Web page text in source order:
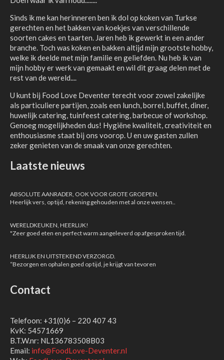
Sinds ik me kan herinneren ben ik dol op koken van Turkse
gerechten en het bakken van koekjes van verschillende
soorten cakes en taarten. Jaren heb ik gewerkt in een ander
branche. Toch was koken en bakken altijd mijn grootste hobby,
welke ik deelde met mijn familie en geliefden. Nu heb ik van
mijn hobby er werk van gemaakt en wil dit graag delen met de
rest van de wereld....
U kunt bij Food Love Deventer terecht voor zowel zakelijke
als particuliere partijen, zoals een lunch, borrel, buffet, diner,
huwelijk catering, tuinfeest catering, barbecue of workshop.
Genoeg mogelijkheden dus! Hygiëne kwaliteit, creativiteit en
enthousiasme staat bij ons voorop. U en uw gasten zullen
zeker genieten van de smaak van onze gerechten.
Laatste nieuws
ABSOLUTE AANRADER, OOK VOOR GROTE GROEPEN.
Heerlijk vers, op tijd, rekening gehouden met al onze wensen..
WERELDKEUKEN, HEERLIJK!
"Zeer goed eten en perfect warm aangeleverd op afgesproken tijd.
HEERLIJK EN UITSTEKEND VERZORGD.
“Bezorgen en ophalen goed op tijd, je krijgt van tevoren
Contact
Telefoon: +31(0)6 – 220 407 43
KvK: 54571669
B.T.W.nr: NL136783508B03
Email: info@FoodLove-Deventer.nl